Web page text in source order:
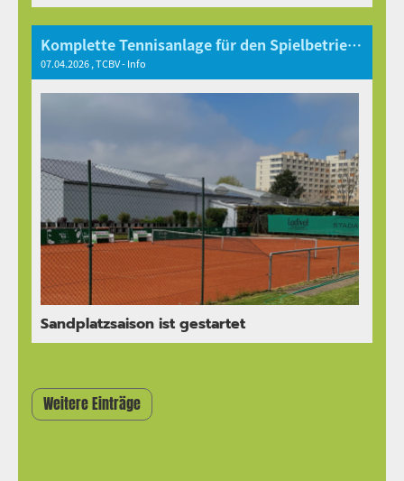
Komplette Tennisanlage für den Spielbetrieb geöffnet
07.04.2026, TCBV - Info
Sandplatzsaison ist gestartet
Weitere Einträge